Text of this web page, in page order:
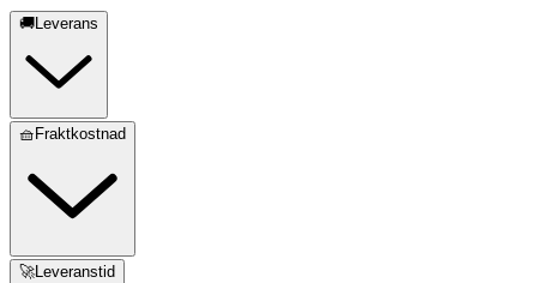
🚚Leverans
🧺Fraktkostnad
🚀Leveranstid